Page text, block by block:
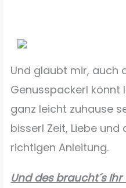
Und glaubt mir, auch
Genusspackerl könnt
ganz leicht zuhause
bisserl Zeit, Liebe und
richtigen Anleitung.
Und des braucht´s